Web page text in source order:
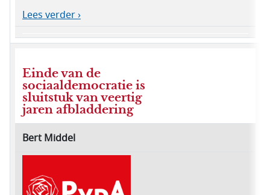
Lees verder ›
Einde van de
sociaaldemocratie is
sluitstuk van veertig
jaren afbladdering
Bert Middel